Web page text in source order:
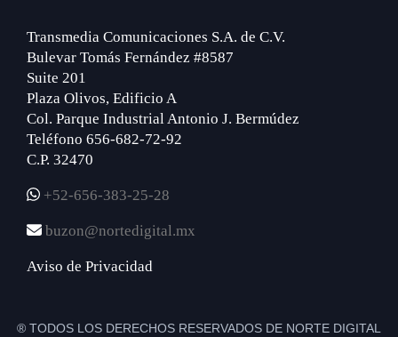
Transmedia Comunicaciones S.A. de C.V.
Bulevar Tomás Fernández #8587
Suite 201
Plaza Olivos, Edificio A
Col. Parque Industrial Antonio J. Bermúdez
Teléfono 656-682-72-92
C.P. 32470
+52-656-383-25-28
buzon@nortedigital.mx
Aviso de Privacidad
® TODOS LOS DERECHOS RESERVADOS DE NORTE DIGITAL